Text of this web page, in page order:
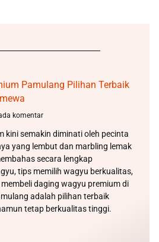
Pamulang Pilihan Terbaik
komentar
kini semakin diminati oleh pecinta
yang lembut dan marbling lemak
secara lengkap
tips memilih wagyu berkualitas,
daging wagyu premium di
adalah pilihan terbaik
tetap berkualitas tinggi.